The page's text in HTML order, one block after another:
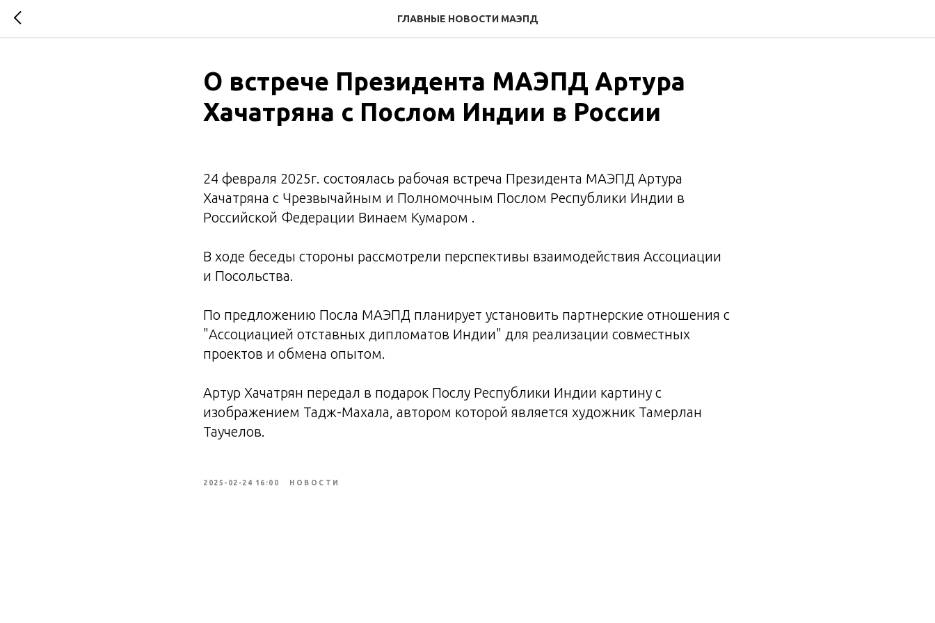
ГЛАВНЫЕ НОВОСТИ МАЭПД
О встрече Президента МАЭПД Артура
Хачатряна с Послом Индии в России
24 февраля 2025г. состоялась рабочая встреча Президента МАЭПД Артура
Хачатряна с Чрезвычайным и Полномочным Послом Республики Индии в
Российской Федерации Винаем Кумаром .
В ходе беседы стороны рассмотрели перспективы взаимодействия Ассоциации
и Посольства.
По предложению Посла МАЭПД планирует установить партнерские отношения с
"Ассоциацией отставных дипломатов Индии" для реализации совместных
проектов и обмена опытом.
Артур Хачатрян передал в подарок Послу Республики Индии картину с
изображением Тадж-Махала, автором которой является художник Тамерлан
Таучелов.
2025-02-24 16:00 НОВОСТИ